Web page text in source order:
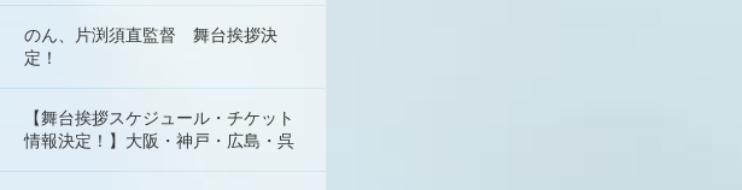
のん、片渕須直監督 舞台挨拶決
定！
【舞台挨拶スケジュール・チケット
情報決定！】大阪・神戸・広島・呉